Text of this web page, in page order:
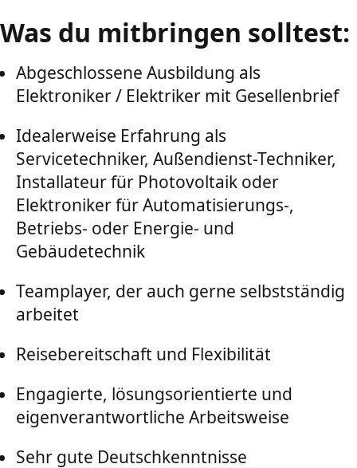
Was du mitbringen solltest:
Abgeschlossene Ausbildung als
Elektroniker / Elektriker mit Gesellenbrief
Idealerweise Erfahrung als
Servicetechniker, Außendienst-Techniker,
Installateur für Photovoltaik oder
Elektroniker für Automatisierungs-,
Betriebs- oder Energie- und
Gebäudetechnik
Teamplayer, der auch gerne selbstständig
arbeitet
Reisebereitschaft und Flexibilität
Engagierte, lösungsorientierte und
eigenverantwortliche Arbeitsweise
Sehr gute Deutschkenntnisse